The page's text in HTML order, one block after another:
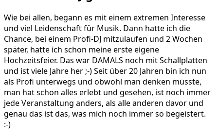
Wie bei allen, begann es mit einem extremen Interesse
und viel Leidenschaft für Musik. Dann hatte ich die
Chance, bei einem Profi-DJ mitzulaufen und 2 Wochen
später, hatte ich schon meine erste eigene
Hochzeitsfeier. Das war DAMALS noch mit Schallplatten
und ist viele Jahre her ;-) Seit über 20 Jahren bin ich nun
als Profi unterwegs und obwohl man denken müsste,
man hat schon alles erlebt und gesehen, ist noch immer
jede Veranstaltung anders, als alle anderen davor und
genau das ist das, was mich noch immer so begeistert.
:-)